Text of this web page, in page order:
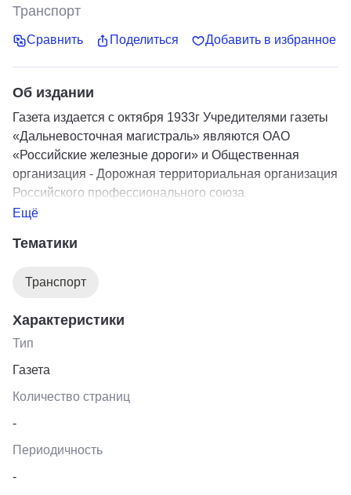
Транспорт
Сравнить Поделиться Добавить в избранное
Об издании
Газета издается с октября 1933г Учредителями газеты
«Дальневосточная магистраль» являются ОАО
«Российские железные дороги» и Общественная
организация - Дорожная территориальная организация
Российского профессионального союза
железнодорожников и транспортных строителей
Выходит еженедельно по пятницам.
Ещё
Тематики
Транспорт
Характеристики
Тип
Газета
Количество страниц
-
Периодичность
-